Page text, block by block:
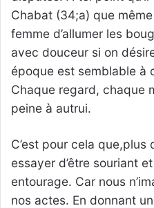
Chabat (34;a) que
femme d’allumer les
avec douceur si on
époque est semblable à
Chaque regard, chaque
peine à autrui.
C’est pour cela
essayer d’être souriant
entourage. Car nous
nos actes. En donnant